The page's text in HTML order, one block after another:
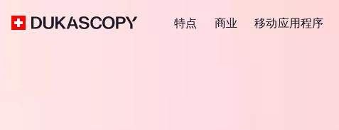
特点 商业 移动应用程序